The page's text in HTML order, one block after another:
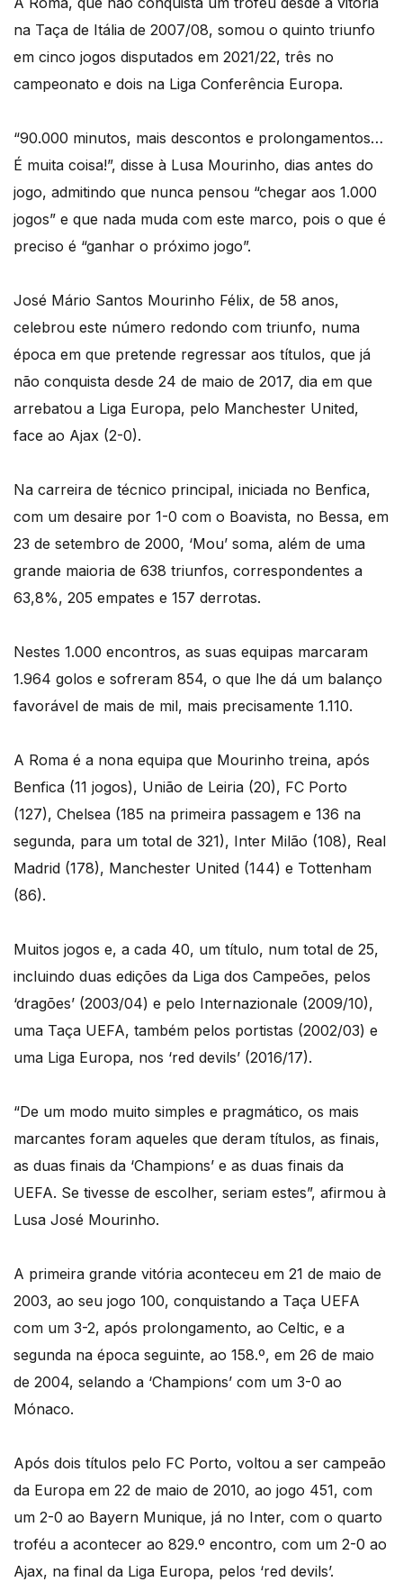
na Taça de Itália de 2007/08, somou o quinto triunfo
em cinco jogos disputados em 2021/22, três no
campeonato e dois na Liga Conferência Europa.
“90.000 minutos, mais descontos e prolongamentos…
É muita coisa!”, disse à Lusa Mourinho, dias antes do
jogo, admitindo que nunca pensou “chegar aos 1.000
jogos” e que nada muda com este marco, pois o que é
preciso é “ganhar o próximo jogo”.
José Mário Santos Mourinho Félix, de 58 anos,
celebrou este número redondo com triunfo, numa
época em que pretende regressar aos títulos, que já
não conquista desde 24 de maio de 2017, dia em que
arrebatou a Liga Europa, pelo Manchester United,
face ao Ajax (2-0).
Na carreira de técnico principal, iniciada no Benfica,
com um desaire por 1-0 com o Boavista, no Bessa, em
23 de setembro de 2000, ‘Mou’ soma, além de uma
grande maioria de 638 triunfos, correspondentes a
63,8%, 205 empates e 157 derrotas.
Nestes 1.000 encontros, as suas equipas marcaram
1.964 golos e sofreram 854, o que lhe dá um balanço
favorável de mais de mil, mais precisamente 1.110.
A Roma é a nona equipa que Mourinho treina, após
Benfica (11 jogos), União de Leiria (20), FC Porto
(127), Chelsea (185 na primeira passagem e 136 na
segunda, para um total de 321), Inter Milão (108), Real
Madrid (178), Manchester United (144) e Tottenham
(86).
Muitos jogos e, a cada 40, um título, num total de 25,
incluindo duas edições da Liga dos Campeões, pelos
‘dragões’ (2003/04) e pelo Internazionale (2009/10),
uma Taça UEFA, também pelos portistas (2002/03) e
uma Liga Europa, nos ‘red devils’ (2016/17).
“De um modo muito simples e pragmático, os mais
marcantes foram aqueles que deram títulos, as finais,
as duas finais da ‘Champions’ e as duas finais da
UEFA. Se tivesse de escolher, seriam estes”, afirmou à
Lusa José Mourinho.
A primeira grande vitória aconteceu em 21 de maio de
2003, ao seu jogo 100, conquistando a Taça UEFA
com um 3-2, após prolongamento, ao Celtic, e a
segunda na época seguinte, ao 158.º, em 26 de maio
de 2004, selando a ‘Champions’ com um 3-0 ao
Mónaco.
Após dois títulos pelo FC Porto, voltou a ser campeão
da Europa em 22 de maio de 2010, ao jogo 451, com
um 2-0 ao Bayern Munique, já no Inter, com o quarto
troféu a acontecer ao 829.º encontro, com um 2-0 ao
Ajax, na final da Liga Europa, pelos ‘red devils’.